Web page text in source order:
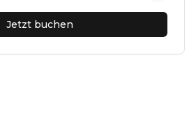
Jetzt buchen